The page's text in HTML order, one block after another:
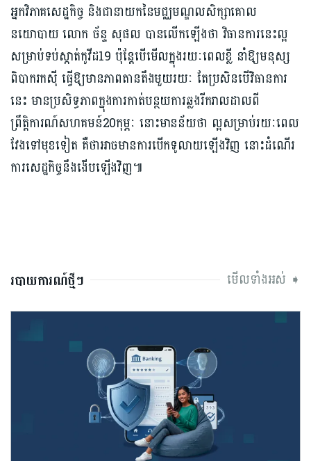
អ្នកវិភាគសេដ្ឋកិច្ច និងជានាយក​នៃ​មជ្ឈមណ្ឌល​សិក្សា​គោល
នយោបាយ លោក ច័ន្ទ សុផល បានលើកឡើងថា​ វិធានការនេះល្អ
សម្រាប់ទប់ស្កាត់កូវីដ19 ប៉ុន្តែបើមើលក្នុងរយៈពេលខ្លី នាំឱ្យមនុស្ស
ពិបាករកស៊ី ធ្វើឱ្យមានភាពតានតឹងមួយរយៈ តែប្រសិនបើវិធានការ
នេះ មានប្រសិទ្ធភាពក្នុងការកាត់បន្ថយការឆ្លងរីករាលដាលពី
ព្រឹត្តិការណ៍សហគមន៍20កុម្ភៈ នោះមានន័យថា ល្អសម្រាប់រយៈពេល
វែងទៅមុខទៀត គឺថាអាចមានការបើកទូលាយឡើងវិញ នោះដំណើរ
ការសេដ្ឋកិច្ចនឹងងើបឡើងវិញ៕
របាយការណ៍ថ្មីៗ មើលទាំងអស់ ➧